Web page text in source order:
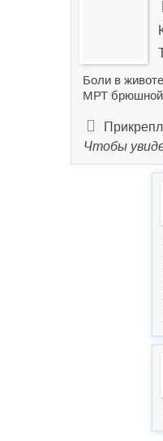
Боли в
МРТ брюшной
Чтобы